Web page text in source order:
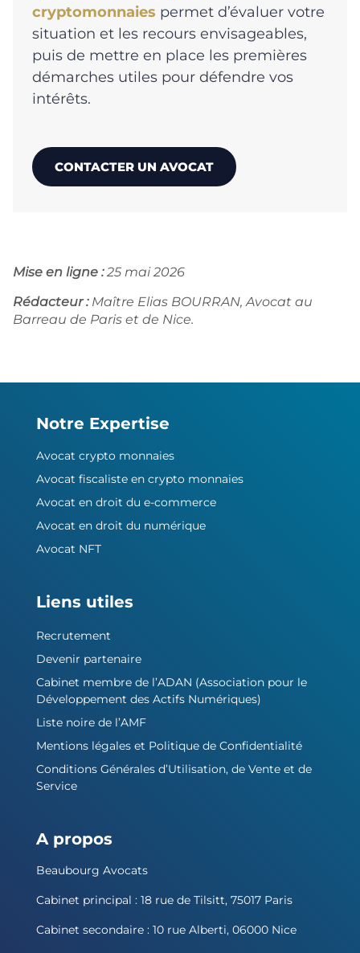
cryptomonnaies permet d’évaluer votre
situation et les recours envisageables,
puis de mettre en place les premières
démarches utiles pour défendre vos
intérêts.
CONTACTER UN AVOCAT
Mise en ligne :25 mai 2026
Rédacteur :Maître Elias BOURRAN, Avocat au
Barreau de Paris et de Nice.
Notre Expertise
Avocat crypto monnaies
Avocat fiscaliste en crypto monnaies
Avocat en droit du e-commerce
Avocat en droit du numérique
Avocat NFT
Liens utiles
Recrutement
Devenir partenaire
Cabinet membre de l’ADAN (Association pour le
Développement des Actifs Numériques)
Liste noire de l’AMF
Mentions légales et Politique de Confidentialité
Conditions Générales d’Utilisation, de Vente et de
Service
A propos
Beaubourg Avocats
Cabinet principal : 18 rue de Tilsitt, 75017 Paris
Cabinet secondaire : 10 rue Alberti, 06000 Nice